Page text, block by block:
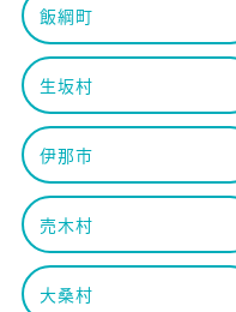
飯綱町
生坂村
伊那市
売木村
大桑村